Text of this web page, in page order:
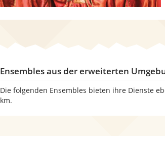
Ensembles aus der erweiterten
Die folgenden Ensembles bieten ihre Dienste
km.